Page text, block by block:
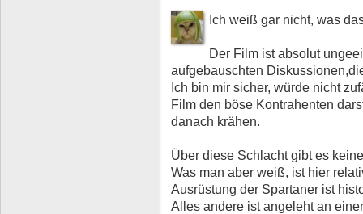
Ich weiß gar nicht, was
Der Film ist absolut
aufgebauschten
Ich bin mir sicher, würde nicht
Film den böse Kontrahenten
danach krähen.
Über diese Schlacht gibt es
Was man aber weiß, ist hier
Ausrüstung der Spartaner ist
Alles andere ist angeleht an